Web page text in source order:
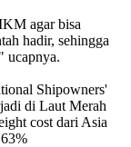
agar bisa
hadir, sehingga
ucapnya.
Shipowners'
di Laut Merah
cost dari Asia